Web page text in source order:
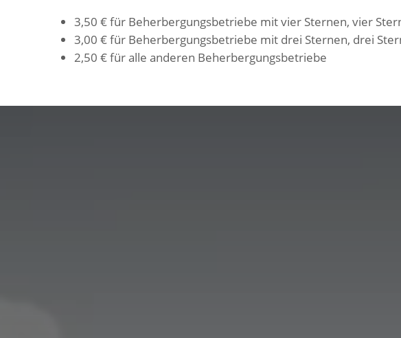
3,50 € für Beherbergungsbetriebe mit vier Sternen, vier
3,00 € für Beherbergungsbetriebe mit drei Sternen, drei
2,50 € für alle anderen Beherbergungsbetriebe